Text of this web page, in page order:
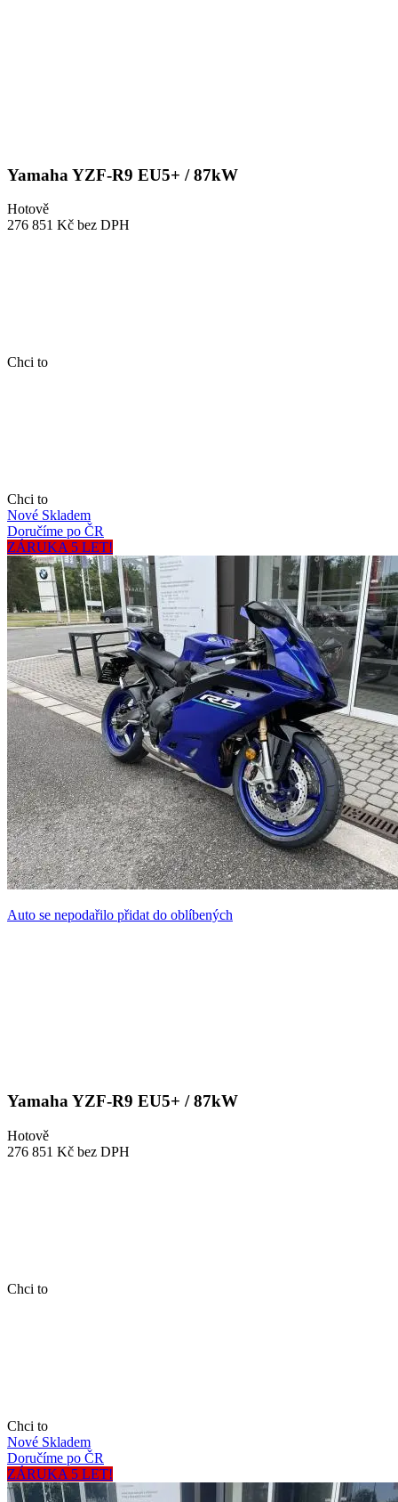
Yamaha YZF-R9 EU5+ / 87kW
Hotově
276 851 Kč bez DPH
Chci to
Chci to
Nové Skladem
Doručíme po ČR
ZÁRUKA 5 LET!
Auto se nepodařilo přidat do oblíbených
Yamaha YZF-R9 EU5+ / 87kW
Hotově
276 851 Kč bez DPH
Chci to
Chci to
Nové Skladem
Doručíme po ČR
ZÁRUKA 5 LET!